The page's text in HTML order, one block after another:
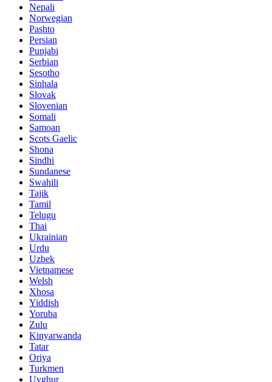
Nepali
Norwegian
Pashto
Persian
Punjabi
Serbian
Sesotho
Sinhala
Slovak
Slovenian
Somali
Samoan
Scots Gaelic
Shona
Sindhi
Sundanese
Swahili
Tajik
Tamil
Telugu
Thai
Ukrainian
Urdu
Uzbek
Vietnamese
Welsh
Xhosa
Yiddish
Yoruba
Zulu
Kinyarwanda
Tatar
Oriya
Turkmen
Uyghur